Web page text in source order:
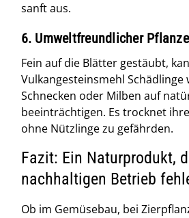
sanft aus.
6. Umweltfreundlicher
Fein auf die Blätter gestäubt,
Vulkangesteinsmehl Schädlinge
Schnecken oder Milben auf
beeinträchtigen. Es trocknet
ohne Nützlinge zu gefährden.
Fazit: Ein Naturprodukt,
nachhaltigen Betrieb
Ob im Gemüsebau, bei